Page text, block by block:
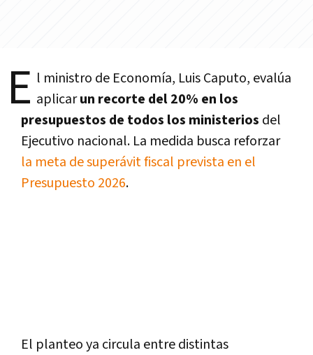
E l ministro de Economía, Luis Caputo, evalúa
aplicarun recorte del 20% en los
presupuestos de todos los ministerios del
Ejecutivo nacional. La medida busca reforzar
la meta de superávit fiscal prevista en el
Presupuesto 2026.
El planteo ya circula entre distintas